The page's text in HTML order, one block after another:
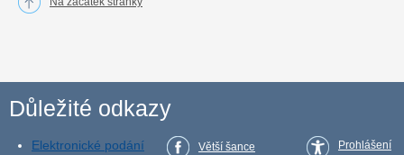
Důležité odkazy
Elektronické podání
Větší šance
Prohlášení